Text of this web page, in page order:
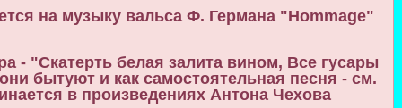
на музыку вальса Ф. Германа "Hommage"
- "Скатерть белая залита вином, Все гусары
бытуют и как самостоятельная песня - см.
в произведениях Антона Чехова